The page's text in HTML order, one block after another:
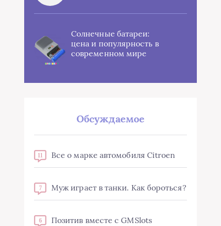
Солнечные батареи:
цена и популярность в
современном мире
Обсуждаемое
11 Все о марке автомобиля Citroen
7 Муж играет в танки. Как бороться?
6 Позитив вместе с GMSlots